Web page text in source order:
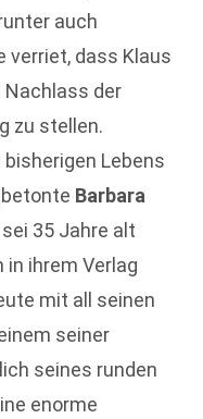
auch
verriet, dass Klaus
Nachlass der
zu stellen.
Lebens
Barbara
35 Jahre alt
ihrem Verlag
mit all seinen
seiner
seines runden
enorme